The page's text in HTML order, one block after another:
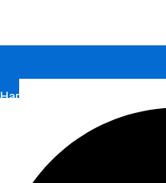
Написать